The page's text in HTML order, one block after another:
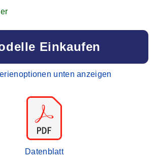
Einkaufen
unten anzeigen
Datenblatt